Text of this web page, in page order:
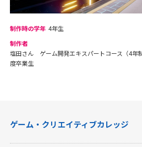
制作時の学年 4年生
制作者
塩田さん ゲーム開発エキスパートコース（4年
度卒業生
ゲーム・クリエイティブカレッジ